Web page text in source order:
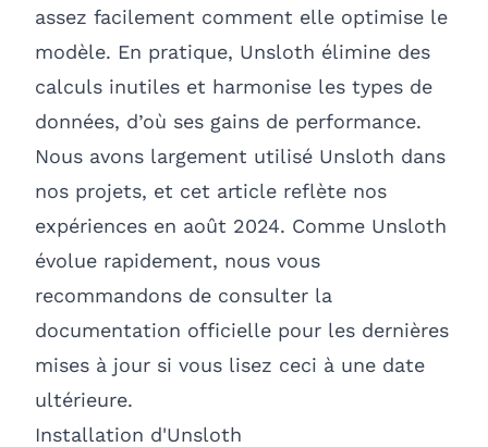
assez facilement comment elle optimise le
modèle. En pratique, Unsloth élimine des
calculs inutiles et harmonise les types de
données, d’où ses gains de performance.
Nous avons largement utilisé Unsloth dans
nos projets, et cet article reflète nos
expériences en août 2024. Comme Unsloth
évolue rapidement, nous vous
recommandons de consulter la
documentation officielle pour les dernières
mises à jour si vous lisez ceci à une date
ultérieure.
Installation d'Unsloth